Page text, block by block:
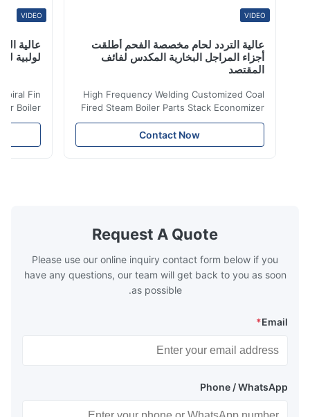
عالية التردد لحام مخصصة الفحم أطلقت
أجزاء المراجل البخارية المكدس لفائف
المقتصد
High Frequency Welding Customized Coal
Fired Steam Boiler Parts Stack Economizer
Coil Boiler economizer Boiler Economizer is
the energy improving device that helps to
reduce the cost of operation by saving the
boilers is generally in the temperature
range of 200°C – 250°C, so there
Contact Now
عالية
لولبية لنقل
Spiral Fin
Boiler
is the
saving the
Request A Quote
Please use our online inquiry contact form below if you
have any questions, our team will get back to you as soon
as possible.
Email
*
Phone / WhatsApp